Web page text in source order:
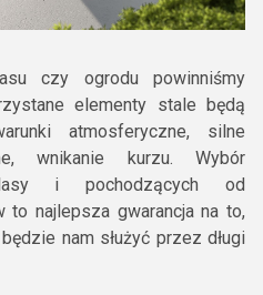
czy ogrodu powinniśmy
elementy stale będą
atmosferyczne, silne
wnikanie kurzu. Wybór
i pochodzących od
to najlepsza gwarancja na to,
nam służyć przez długi